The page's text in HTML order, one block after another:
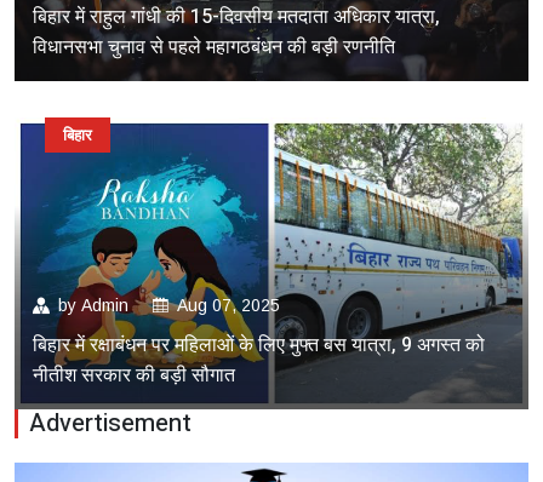
बिहार में राहुल गांधी की 15-दिवसीय मतदाता अधिकार यात्रा,
विधानसभा चुनाव से पहले महागठबंधन की बड़ी रणनीति
by Admin Aug 07, 2025
बिहार में रक्षाबंधन पर महिलाओं के लिए मुफ्त बस यात्रा, 9 अगस्त को
नीतीश सरकार की बड़ी सौगात
बिहार
Advertisement